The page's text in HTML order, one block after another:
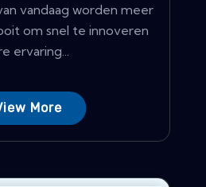
vandaag worden meer
om snel te innoveren
ervaring...
More